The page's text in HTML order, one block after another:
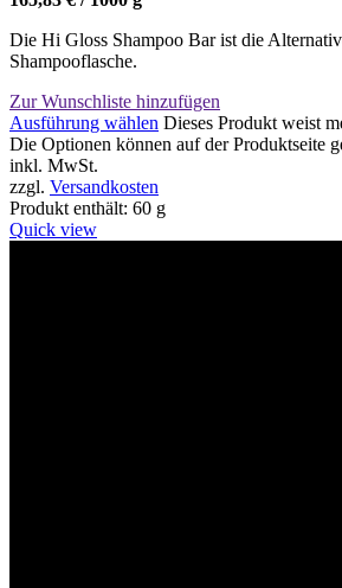
Die Hi Gloss Shampoo Bar ist die
Shampooflasche.
Zur Wunschliste hinzufügen
Ausführung wählen Dieses Produkt weist
Die Optionen können auf der Produktseite
inkl. MwSt.
zzgl. Versandkosten
Produkt enthält: 60 g
Quick view